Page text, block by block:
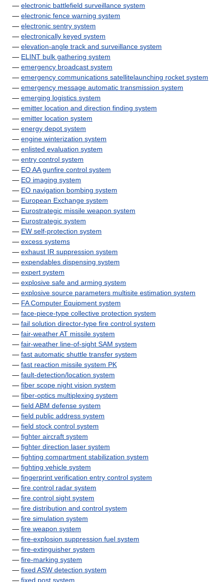
— electronic battlefield surveillance system
— electronic fence warning system
— electronic sentry system
— electronically keyed system
— elevation-angle track and surveillance system
— ELINT bulk gathering system
— emergency broadcast system
— emergency communications satellitelaunching rocket system
— emergency message automatic transmission system
— emerging logistics system
— emitter location and direction finding system
— emitter location system
— energy depot system
— engine winterization system
— enlisted evaluation system
— entry control system
— EO AA gunfire control system
— EO imaging system
— EO navigation bombing system
— European Exchange system
— Eurostrategic missile weapon system
— Eurostrategic system
— EW self-protection system
— excess systems
— exhaust IR suppression system
— expendables dispensing system
— expert system
— explosive safe and arming system
— explosive source parameters multisite estimation system
— FA Computer Equipment system
— face-piece-type collective protection system
— fail solution director-type fire control system
— fair-weather AT missile system
— fair-weather line-of-sight SAM system
— fast automatic shuttle transfer system
— fast reaction missile system PK
— fault-detection/location system
— fiber scope night vision system
— fiber-optics multiplexing system
— field ABM defense system
— field public address system
— field stock control system
— fighter aircraft system
— fighter direction laser system
— fighting compartment stabilization system
— fighting vehicle system
— fingerprint verification entry control system
— fire control radar system
— fire control sight system
— fire distribution and control system
— fire simulation system
— fire weapon system
— fire-explosion suppression fuel system
— fire-extinguisher system
— fire-marking system
— fixed ASW detection system
— fixed post system